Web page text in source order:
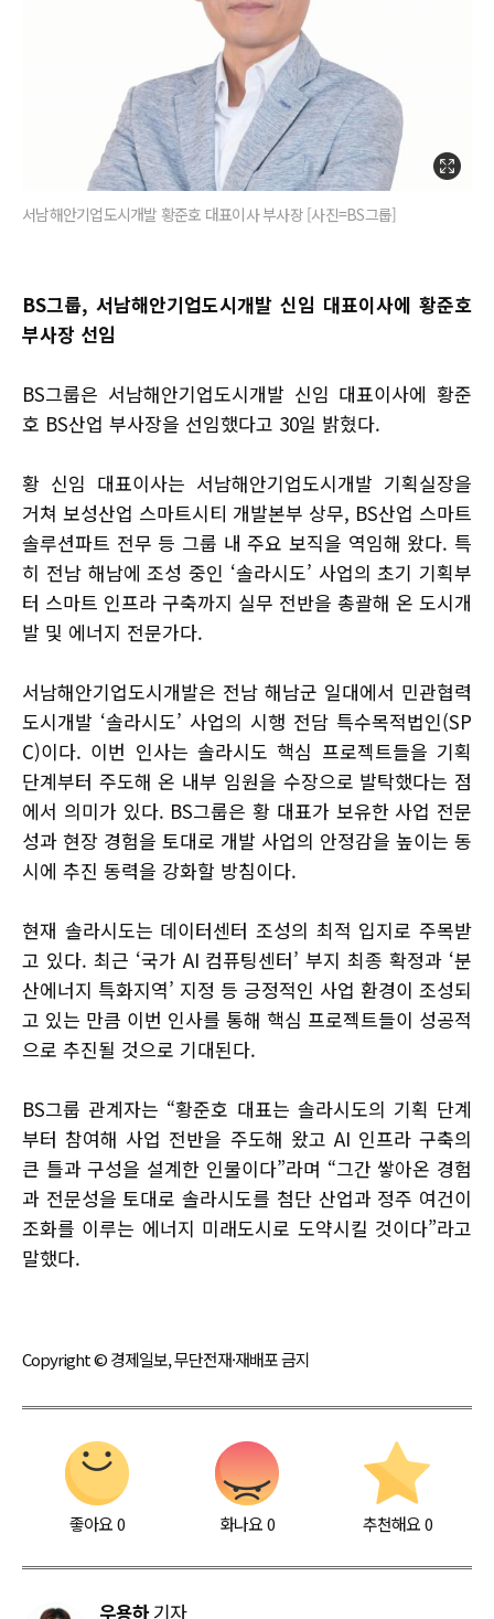
서남해안기업도시개발 황준호 대표이사 부사장 [사진=BS그룹]
BS그룹, 서남해안기업도시개발 신임 대표이사에 황준호
부사장 선임
BS그룹은 서남해안기업도시개발 신임 대표이사에 황준
호 BS산업 부사장을 선임했다고 30일 밝혔다.
황 신임 대표이사는 서남해안기업도시개발 기획실장을
거쳐 보성산업 스마트시티 개발본부 상무, BS산업 스마트
솔루션파트 전무 등 그룹 내 주요 보직을 역임해 왔다. 특
히 전남 해남에 조성 중인 ‘솔라시도’ 사업의 초기 기획부
터 스마트 인프라 구축까지 실무 전반을 총괄해 온 도시개
발 및 에너지 전문가다.
서남해안기업도시개발은 전남 해남군 일대에서 민관협력
도시개발 ‘솔라시도’ 사업의 시행 전담 특수목적법인(SP
C)이다. 이번 인사는 솔라시도 핵심 프로젝트들을 기획
단계부터 주도해 온 내부 임원을 수장으로 발탁했다는 점
에서 의미가 있다. BS그룹은 황 대표가 보유한 사업 전문
성과 현장 경험을 토대로 개발 사업의 안정감을 높이는 동
시에 추진 동력을 강화할 방침이다.
현재 솔라시도는 데이터센터 조성의 최적 입지로 주목받
고 있다. 최근 ‘국가 AI 컴퓨팅센터’ 부지 최종 확정과 ‘분
산에너지 특화지역’ 지정 등 긍정적인 사업 환경이 조성되
고 있는 만큼 이번 인사를 통해 핵심 프로젝트들이 성공적
으로 추진될 것으로 기대된다.
BS그룹 관계자는 “황준호 대표는 솔라시도의 기획 단계
부터 참여해 사업 전반을 주도해 왔고 AI 인프라 구축의
큰 틀과 구성을 설계한 인물이다”라며 “그간 쌓아온 경험
과 전문성을 토대로 솔라시도를 첨단 산업과 정주 여건이
조화를 이루는 에너지 미래도시로 도약시킬 것이다”라고
말했다.
Copyright © 경제일보, 무단전재·재배포 금지
좋아요0 화나요0 추천해요 0
우용하기자